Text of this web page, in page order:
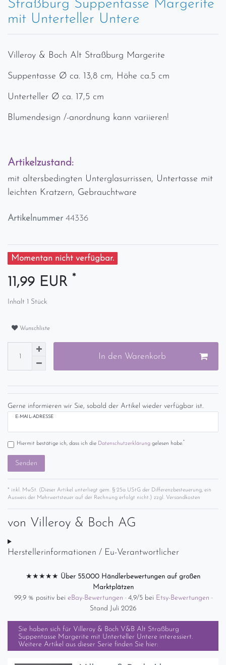
Straßburg Suppentasse Margerite
mit Unterteller Untere
Villeroy & Boch Alt Straßburg Margerite
Suppentasse Ø ca. 13,8 cm, Höhe ca.5 cm
Unterteller Ø ca. 17,5 cm
Blumendesign /-anordnung kann variieren!
Artikelzustand:
mit altersbedingten Unterglasurrissen, Untertasse mit
leichten Kratzern, Gebrauchtware
Artikelnummer 44336
Momentan nicht verfügbar.
11,99 EUR *
Inhalt 1 Stück
Wunschliste
In den Warenkorb
Gerne informieren wir Sie, sobald der Artikel wieder verfügbar ist.
E-MAIL-ADRESSE
Hiermit bestätige ich, dass ich die Daten­schutz­erklärunggelesen habe.*
Senden
* inkl. MwSt. (Dieser Artikel unterliegt gem. § 25a UStG der Differenzbesteuerung, ein
Ausweis der Mehrwertsteuer auf der Rechnung erfolgt nicht.) zzgl. Versandkosten
von Villeroy & Boch AG
Herstellerinformationen / Eu-Verantwortlicher
★★★★★ Über 55.000 Händlerbewertungen auf großen
Marktplätzen
99,9 % positiv bei eBay-Bewertungen · 4,9/5 bei Etsy-Bewertungen ·
Stand Juli 2026
Sie haben sich für Villeroy & Boch V&B Alt Straßburg
Suppentasse Margerite mit Unterteller Untere interessiert.
Weitere Artikel aus dieser Serie finden Sie hier: